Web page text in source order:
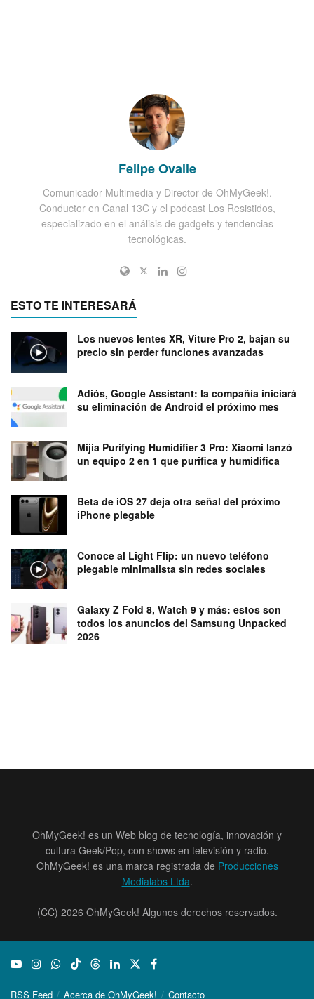
Felipe Ovalle
Comunicador Multimedia y Director de OhMyGeek!.
Conductor en Canal 13C y el podcast Los Resistidos,
especializado en el análisis de gadgets y tendencias
tecnológicas.
ESTO TE INTERESARÁ
Los nuevos lentes XR, Viture Pro 2, bajan su
precio sin perder funciones avanzadas
Adiós, Google Assistant: la compañía iniciará
su eliminación de Android el próximo mes
Mijia Purifying Humidifier 3 Pro: Xiaomi lanzó
un equipo 2 en 1 que purifica y humidifica
Beta de iOS 27 deja otra señal del próximo
iPhone plegable
Conoce al Light Flip: un nuevo teléfono
plegable minimalista sin redes sociales
Galaxy Z Fold 8, Watch 9 y más: estos son
todos los anuncios del Samsung Unpacked
2026
OhMyGeek! es un Web blog de tecnología, innovación y
cultura Geek/Pop, con shows en televisión y radio.
OhMyGeek! es una marca registrada de Producciones
Medialabs Ltda.
(CC) 2026 OhMyGeek! Algunos derechos reservados.
RSS Feed Acerca de OhMyGeek! Contacto